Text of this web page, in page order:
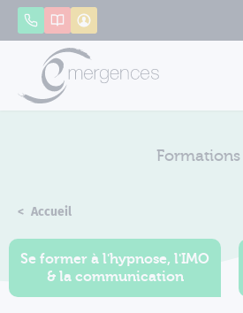
AppelerCatalogue
Formations
Accueil
Se former à l'hypnose, l'IMO
& la communication
Panneau de gestion des cookies